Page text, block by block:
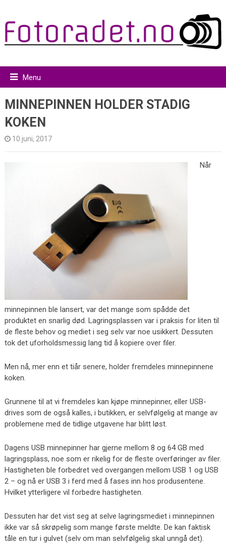
Menu
MINNEPINNEN HOLDER STADIG
KOKEN
10 juni, 2017
Når
minnepinnen ble lansert, var det mange som spådde det
produktet en snarlig død. Lagringsplassen var i praksis for liten til
de fleste behov og mediet i seg selv var noe usikkert. Dessuten
tok det uforholdsmessig lang tid å kopiere over filer.
Men nå, mer enn et tiår senere, holder fremdeles minnepinnene
koken.
Grunnene til at vi fremdeles kan kjøpe minnepinner, eller USB-
drives som de også kalles, i butikken, er selvfølgelig at mange av
problemene med de tidlige utgavene har blitt løst.
Dagens USB minnepinner har gjerne mellom 8 og 64 GB med
lagringsplass, noe som er rikelig for de fleste overføringer av filer.
Hastigheten ble forbedret ved overgangen mellom USB 1 og USB
2 – og nå er USB 3 i ferd med å fases inn hos produsentene.
Hvilket ytterligere vil forbedre hastigheten.
Dessuten har det vist seg at selve lagringsmediet i minnepinnen
ikke var så skrøpelig som mange første meldte. De kan faktisk
tåle en tur i gulvet (selv om man selvfølgelig skal unngå det).